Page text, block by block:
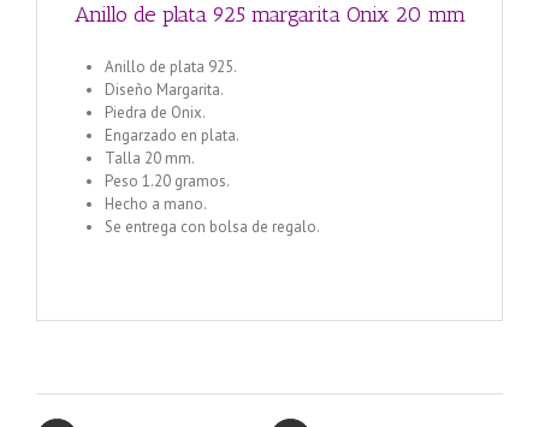
Anillo de plata 925 margarita Onix 20 mm
Anillo de plata 925.
Diseño Margarita.
Piedra de Onix.
Engarzado en plata.
Talla 20 mm.
Peso 1.20 gramos.
Hecho a mano.
Se entrega con bolsa de regalo.